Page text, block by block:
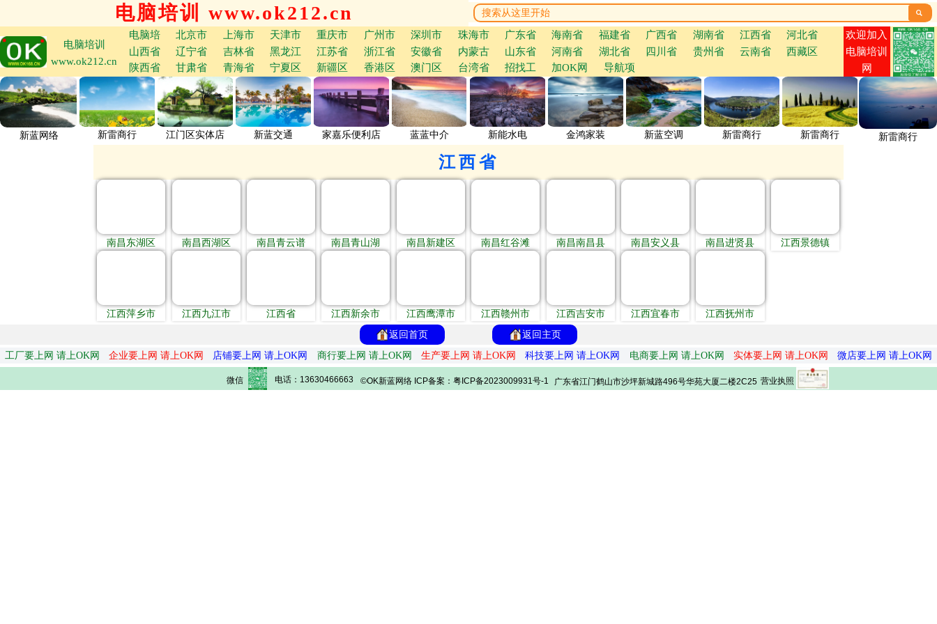
电脑培训 www.ok212.cn 
电脑培训
www.ok212.cn
电脑培 北京市 上海市 天津市 重庆市 广州市 深圳市 珠海市 广东省 海南省 福建省 广西省 湖南省 江西省
河北省
山西省
辽宁省 吉林省 黑龙江 江苏省 浙江省 安徽省 内蒙古 山东省 河南省 湖北省 四川省 贵州省 云南省
西藏区
陕西省
甘肃省 青海省 宁夏区 新疆区 香港区 澳门区 台湾省 招找工 加OK网 导航项
欢迎加入
电脑培训
网
新蓝网络 新雷商行 江门区实体店 新蓝交通 家嘉乐便利店 蓝蓝中介 新能水电 金鸿家装 新蓝空调 新雷商行 新雷商行 新雷商行
江西省
南昌东湖区 南昌西湖区 南昌青云谱 南昌青山湖 南昌新建区 南昌红谷滩 南昌南昌县 南昌安义县 南昌进贤县 江西景德镇
江西萍乡市 江西九江市 江西省 江西新余市 江西鹰潭市 江西赣州市 江西吉安市 江西宜春市
江西抚州市
返回首页
返回主页
工厂要上网 请上OK网
企业要上网 请上OK网 店铺要上网 请上OK网 商行要上网 请上OK网 生产要上网 请上OK网 科技要上网 请上OK网 电商要上网 请上OK网 实体要上网 请上OK网 微店要上网 请上OK网
微信 电话：13630466663 ©OK新蓝网络 ICP备案：粤ICP备2023009931号-1 广东省江门鹤山市沙坪新城路496号华苑大厦二楼2C25 营业执照